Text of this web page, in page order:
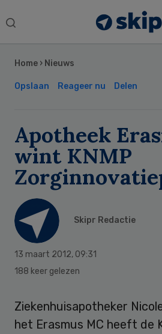
Search
Home › Nieuws
Opslaan Reageer nu Delen
Apotheek
wint KNMP
Skipr Redactie
13 maart 2012, 09:31
188 keer gelezen
Ziekenhuisapotheker
het Erasmus MC heeft de
Sidebar